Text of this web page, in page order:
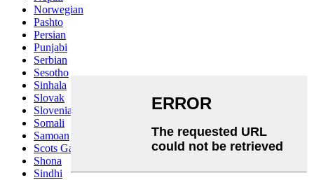
Norwegian
Pashto
Persian
Punjabi
Serbian
Sesotho
Sinhala
Slovak
Slovenian
Somali
Samoan
Scots Gaelic
Shona
Sindhi